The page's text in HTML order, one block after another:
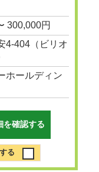
300,000円
4-404（ビリオ
ホールディン
を確認する
る